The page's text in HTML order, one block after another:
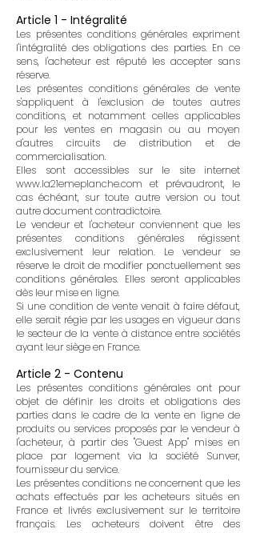
Article 1 - Intégralité
Les présentes conditions générales expriment
l'intégralité des obligations des parties. En ce
sens, l'acheteur est réputé les accepter sans
réserve.
Les présentes conditions générales de vente
s'appliquent à l'exclusion de toutes autres
conditions, et notamment celles applicables
pour les ventes en magasin ou au moyen
d'autres circuits de distribution et de
commercialisation.
Elles sont accessibles sur le site internet
www.la21emeplanche.com et prévaudront, le
cas échéant, sur toute autre version ou tout
autre document contradictoire.
Le vendeur et l'acheteur conviennent que les
présentes conditions générales régissent
exclusivement leur relation. Le vendeur se
réserve le droit de modifier ponctuellement ses
conditions générales. Elles seront applicables
dès leur mise en ligne.
Si une condition de vente venait à faire défaut,
elle serait régie par les usages en vigueur dans
le secteur de la vente à distance entre sociétés
ayant leur siège en France.
Article 2 - Contenu
Les présentes conditions générales ont pour
objet de définir les droits et obligations des
parties dans le cadre de la vente en ligne de
produits ou services proposés par le vendeur à
l'acheteur, à partir des "Guest App" mises en
place par logement via la société Sunver,
fournisseur du service.
Les présentes conditions ne concernent que les
achats effectués par les acheteurs situés en
France et livrés exclusivement sur le territoire
français. Les acheteurs doivent être des